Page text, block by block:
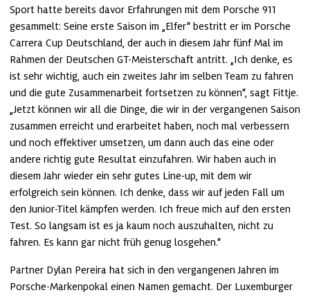
Sport hatte bereits davor Erfahrungen mit dem Porsche 911
gesammelt: Seine erste Saison im „Elfer“ bestritt er im Porsche
Carrera Cup Deutschland, der auch in diesem Jahr fünf Mal im
Rahmen der Deutschen GT-Meisterschaft antritt. „Ich denke, es
ist sehr wichtig, auch ein zweites Jahr im selben Team zu fahren
und die gute Zusammenarbeit fortsetzen zu können“, sagt Fittje.
„Jetzt können wir all die Dinge, die wir in der vergangenen Saison
zusammen erreicht und erarbeitet haben, noch mal verbessern
und noch effektiver umsetzen, um dann auch das eine oder
andere richtig gute Resultat einzufahren. Wir haben auch in
diesem Jahr wieder ein sehr gutes Line-up, mit dem wir
erfolgreich sein können. Ich denke, dass wir auf jeden Fall um
den Junior-Titel kämpfen werden. Ich freue mich auf den ersten
Test. So langsam ist es ja kaum noch auszuhalten, nicht zu
fahren. Es kann gar nicht früh genug losgehen.“
Partner Dylan Pereira hat sich in den vergangenen Jahren im
Porsche-Markenpokal einen Namen gemacht. Der Luxemburger